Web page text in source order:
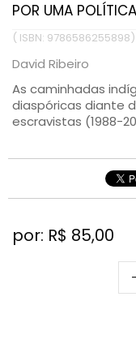
POR UMA
( ISBN: 9786586255898)
David Ribeiro
As caminhadas
diaspóricas diante
escravistas (1988-
por: R$ 85,00
-